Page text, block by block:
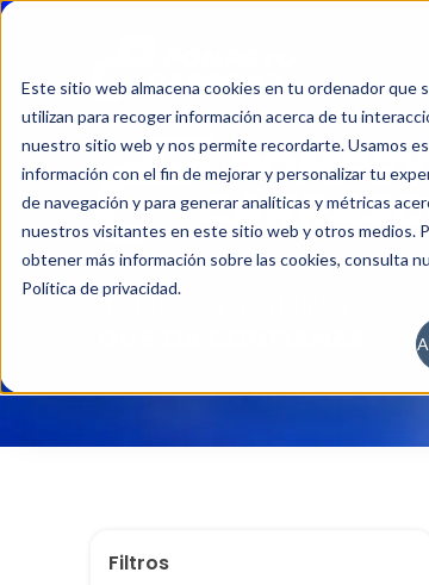
Este sitio web almacena cookies en tu ordenador que
utilizan para recoger información acerca de tu
nuestro sitio web y nos permite recordarte. Usamos
información con el fin de mejorar y personalizar tu
de navegación y para generar analíticas y métricas
nuestros visitantes en este sitio web y otros medios.
obtener más información sobre las cookies, consulta
Política de privacidad.